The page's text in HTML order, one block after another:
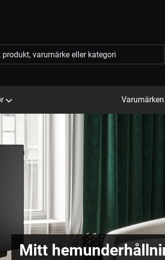
Varumärken
Mitt